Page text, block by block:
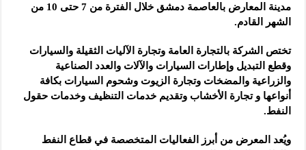
مدينة المعارض بالعاصمة دمشق خلال الفترة من 7 حتى 10 من
الشهر القادم.
تختص الشركة بالتجارة العامة وتجارة الآليات الثقيلة والسيارات
وقطع التبديل وإطارات السيارات والآلات والعدد الصناعية
والزراعية والمضخات وتجارة الزيوت وشحوم السيارات بكافة
أنواعها و تجارة الأخشاب وتقديم خدمات التنظيف وخدمات حقول
النفط.
ويُعد المعرض من أبرز الفعاليات المتخصصة في قطاع النفط